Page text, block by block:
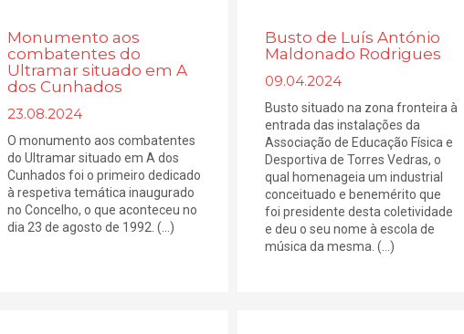
Monumento aos
combatentes do
Ultramar situado em A
dos Cunhados
23.08.2024
O monumento aos combatentes
do Ultramar situado em A dos
Cunhados foi o primeiro dedicado
à respetiva temática inaugurado
no Concelho, o que aconteceu no
dia 23 de agosto de 1992. (...)
Busto de Luís António
Maldonado Rodrigues
09.04.2024
Busto situado na zona fronteira à
entrada das instalações da
Associação de Educação Física e
Desportiva de Torres Vedras, o
qual homenageia um industrial
conceituado e benemérito que
foi presidente desta coletividade
e deu o seu nome à escola de
música da mesma. (...)